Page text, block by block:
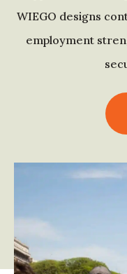
WIEGO designs
employment